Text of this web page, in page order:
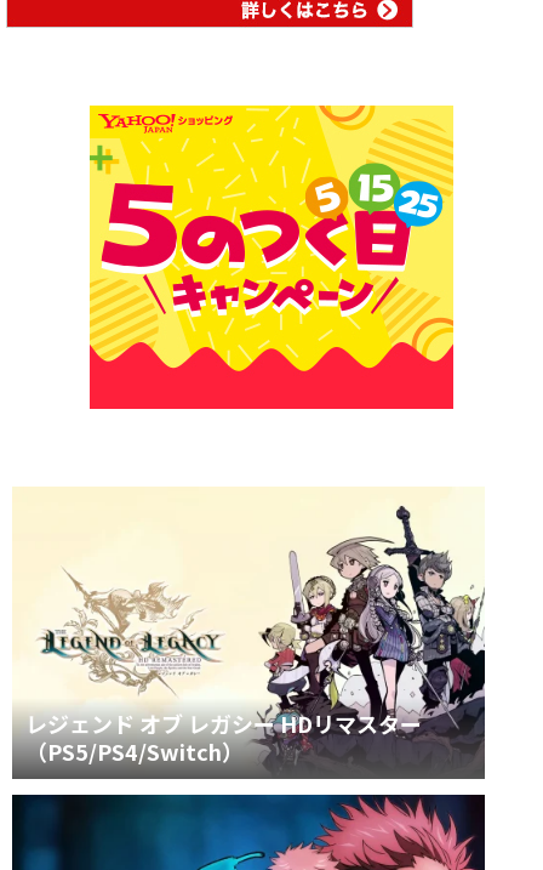
レジェンド オブ レガシー HDリマスター
（PS5/PS4/Switch）